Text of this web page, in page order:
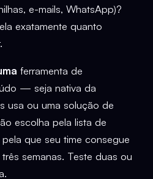
e-mails, WhatsApp)?
exatamente quanto
ferramenta de
— seja nativa da
usa ou uma solução de
escolha pela lista de
que seu time consegue
semanas. Teste duas ou